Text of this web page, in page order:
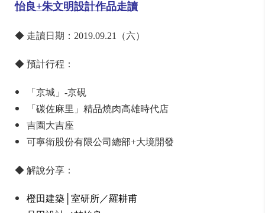
怡良+朱文明設計作品走讀
◆ 走讀日期：2019.09.21（六）
◆ 預計行程：
「京城」-京硯
「碳佐麻里」精品燒肉高雄時代店
吉園大吉座
可寧衛股份有限公司總部+大境開發
◆ 解說分享：
橙田建築│室研所／羅耕甫